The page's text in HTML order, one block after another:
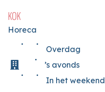
KOK
Horeca
Overdag
’s avonds
In het weekend